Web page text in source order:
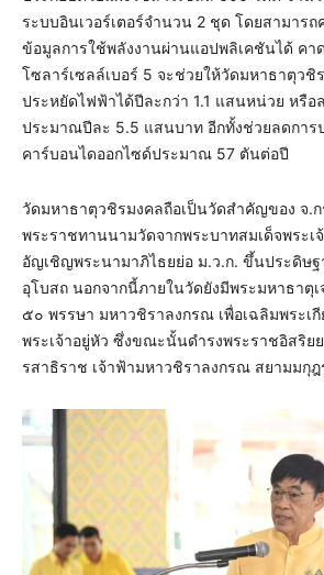
ระบบอินเวอร์เตอร์จำนวน 2 ชุด โดยสามาร
ข้อมูลการใช้พลังงานผ่านแอปพลิเคชันได้ คา
โซลาร์เซลล์เบอร์ 5 จะช่วยให้วัดมหาธาตุวชิ
ประหยัดไฟฟ้าได้ปีละกว่า 1.1 แสนหน่วย หรือ
ประมาณปีละ 5.5 แสนบาท อีกทั้งช่วยลดการ
คาร์บอนไดออกไซด์ประมาณ 57 ตันต่อปี
วัดมหาธาตุวชิรมงคลถือเป็นวัดสำคัญของ จ.
พระราชทานนามวัดจากพระบาทสมเด็จพระเ
อัญเชิญพระนามาภิไธยย่อ ม.ว.ก. ขึ้นประดิษ
อุโบสถ นอกจากนี้ภายในวัดยังมีพระมหาธาตุเ
๕๐ พรรษา มหาวชิราลงกรณ เพื่อเฉลิมพระเ
พระเจ้าอยู่หัว ซึ่งขณะนั้นดำรงพระราชอิสริย
รสาธิราช เจ้าฟ้ามหาวชิราลงกรณ สยามมกุฎ